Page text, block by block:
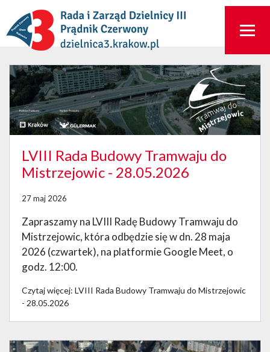
LVIII Rada Budowy Tramwaju do
Mistrzejowic - 28.05.2026
27 maj 2026
Zapraszamy na LVIII Radę Budowy Tramwaju do
Mistrzejowic, która odbędzie się w dn. 28 maja
2026 (czwartek), na platformie Google Meet, o
godz. 12:00.
Czytaj więcej: LVIII Rada Budowy Tramwaju do Mistrzejowic
- 28.05.2026